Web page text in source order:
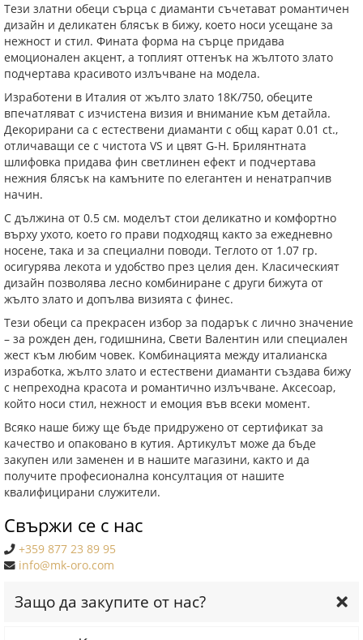
Тези златни обеци сърца с диаманти съчетават романтичен
дизайн и деликатен блясък в бижу, което носи усещане за
нежност и стил. Фината форма на сърце придава
емоционален акцент, а топлият оттенък на жълтото злато
подчертава красивото излъчване на модела.
Изработени в Италия от жълто злато 18K/750, обеците
впечатляват с изчистена визия и внимание към детайла.
Декорирани са с естествени диаманти с общ карат 0.01 ct.,
отличаващи се с чистота VS и цвят G-H. Брилянтната
шлифовка придава фин светлинен ефект и подчертава
нежния блясък на камъните по елегантен и ненатрапчив
начин.
С дължина от 0.5 см. моделът стои деликатно и комфортно
върху ухото, което го прави подходящ както за ежедневно
носене, така и за специални поводи. Теглото от 1.07 гр.
осигурява лекота и удобство през целия ден. Класическият
дизайн позволява лесно комбиниране с други бижута от
жълто злато и допълва визията с финес.
Тези обеци са прекрасен избор за подарък с лично значение
– за рожден ден, годишнина, Свети Валентин или специален
жест към любим човек. Комбинацията между италианска
изработка, жълто злато и естествени диаманти създава бижу
с непреходна красота и романтично излъчване. Аксесоар,
който носи стил, нежност и емоция във всеки момент.
Всяко наше бижу ще бъде придружено от сертификат за
качество и опаковано в кутия. Артикулът може да бъде
закупен или заменен и в нашите магазини, както и да
получите професионална консултация от нашите
квалифицирани служители.
Свържи се с нас
+359 877 23 89 95
info@mk-oro.com
Защо да закупите от нас?